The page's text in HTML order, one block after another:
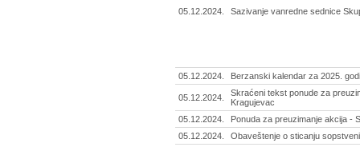
05.12.2024. Sazivanje vanredne sednice
05.12.2024. Berzanski kalendar za 2025.
05.12.2024.
Skraćeni tekst ponude za
Kragujevac
05.12.2024.
Ponuda za preuzimanje akcija -
05.12.2024.
Obaveštenje o sticanju